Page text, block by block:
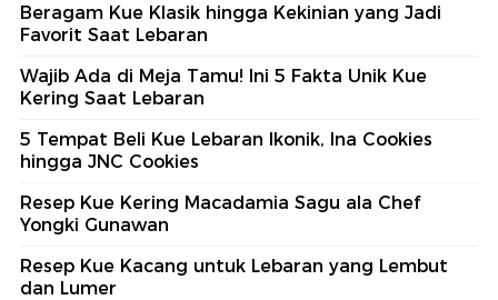
Beragam Kue Klasik hingga Kekinian yang Jadi
Favorit Saat Lebaran
Wajib Ada di Meja Tamu! Ini 5 Fakta Unik Kue
Kering Saat Lebaran
5 Tempat Beli Kue Lebaran Ikonik, Ina Cookies
hingga JNC Cookies
Resep Kue Kering Macadamia Sagu ala Chef
Yongki Gunawan
Resep Kue Kacang untuk Lebaran yang Lembut
dan Lumer